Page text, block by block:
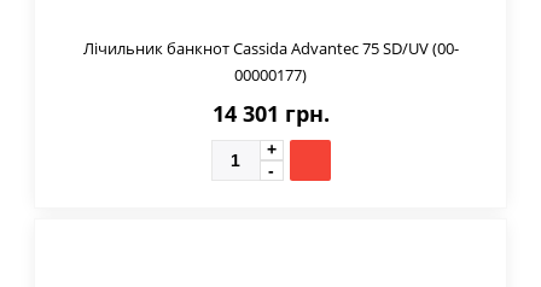
Лічильник банкнот Cassida Advantec 75 SD/UV (00-
00000177)
14 301 грн.